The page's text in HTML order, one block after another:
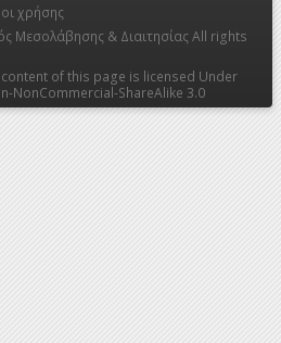
χρήσης
Μεσολάβησης & Διαιτησίας All rights
of this page is licensed Under
NonCommercial-ShareAlike 3.0